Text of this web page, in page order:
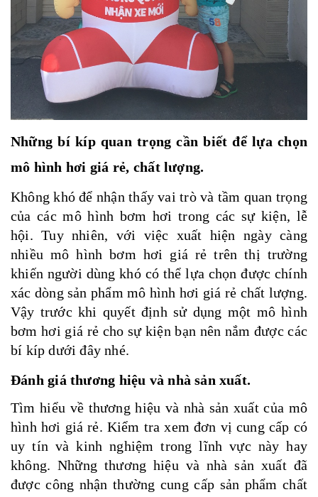
Những bí kíp quan trọng cần biết để lựa chọn
mô hình hơi giá rẻ, chất lượng.
Không khó để nhận thấy vai trò và tầm quan trọng
của các mô hình bơm hơi trong các sự kiện, lễ
hội. Tuy nhiên, với việc xuất hiện ngày càng
nhiều mô hình bơm hơi giá rẻ trên thị trường
khiến người dùng khó có thể lựa chọn được chính
xác dòng sản phẩm mô hình hơi giá rẻ chất lượng.
Vậy trước khi quyết định sử dụng một mô hình
bơm hơi giá rẻ cho sự kiện bạn nên nắm được các
bí kíp dưới đây nhé.
Đánh giá thương hiệu và nhà sản xuất.
Tìm hiểu về thương hiệu và nhà sản xuất của mô
hình hơi giá rẻ. Kiểm tra xem đơn vị cung cấp có
uy tín và kinh nghiệm trong lĩnh vực này hay
không. Những thương hiệu và nhà sản xuất đã
được công nhận thường cung cấp sản phẩm chất